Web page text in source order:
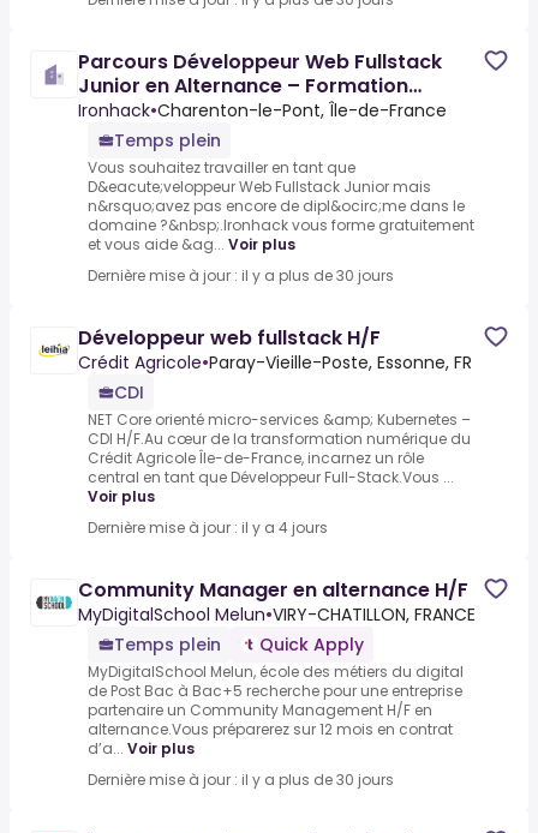
Parcours Développeur Web Fullstack
Junior en Alternance – Formation
Gratuite (16 mois)
Ironhack•Charenton-le-Pont, Île-de-France
Temps plein
Vous souhaitez travailler en tant que
D&eacute;veloppeur Web Fullstack Junior mais
n&rsquo;avez pas encore de dipl&ocirc;me dans le
domaine ?&nbsp;.Ironhack vous forme gratuitement
et vous aide &ag... Voir plus
Dernière mise à jour : il y a plus de 30 jours
Développeur web fullstack H/F
Crédit Agricole•Paray-Vieille-Poste, Essonne, FR
CDI
NET Core orienté micro-services &amp; Kubernetes –
CDI H/F.Au cœur de la transformation numérique du
Crédit Agricole Île-de-France, incarnez un rôle
central en tant que Développeur Full-Stack.Vous ...
Voir plus
Dernière mise à jour : il y a 4 jours
Community Manager en alternance H/F
MyDigitalSchool Melun•VIRY-CHATILLON, FRANCE
Temps plein
Quick Apply
MyDigitalSchool Melun, école des métiers du digital
de Post Bac à Bac+5 recherche pour une entreprise
partenaire un Community Management H/F en
alternance.Vous préparerez sur 12 mois en contrat
d’a... Voir plus
Dernière mise à jour : il y a plus de 30 jours